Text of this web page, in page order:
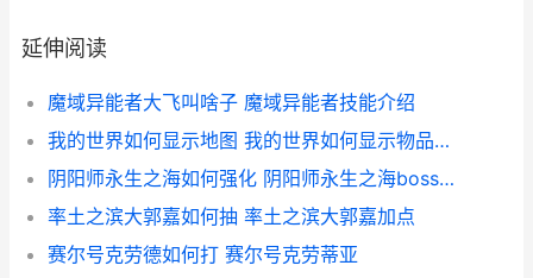
延伸阅读
魔域异能者大飞叫啥子 魔域异能者技能介绍
我的世界如何显示地图 我的世界如何显示物品名称
阴阳师永生之海如何强化 阴阳师永生之海boss速度
率土之滨大郭嘉如何抽 率土之滨大郭嘉加点
赛尔号克劳德如何打 赛尔号克劳蒂亚